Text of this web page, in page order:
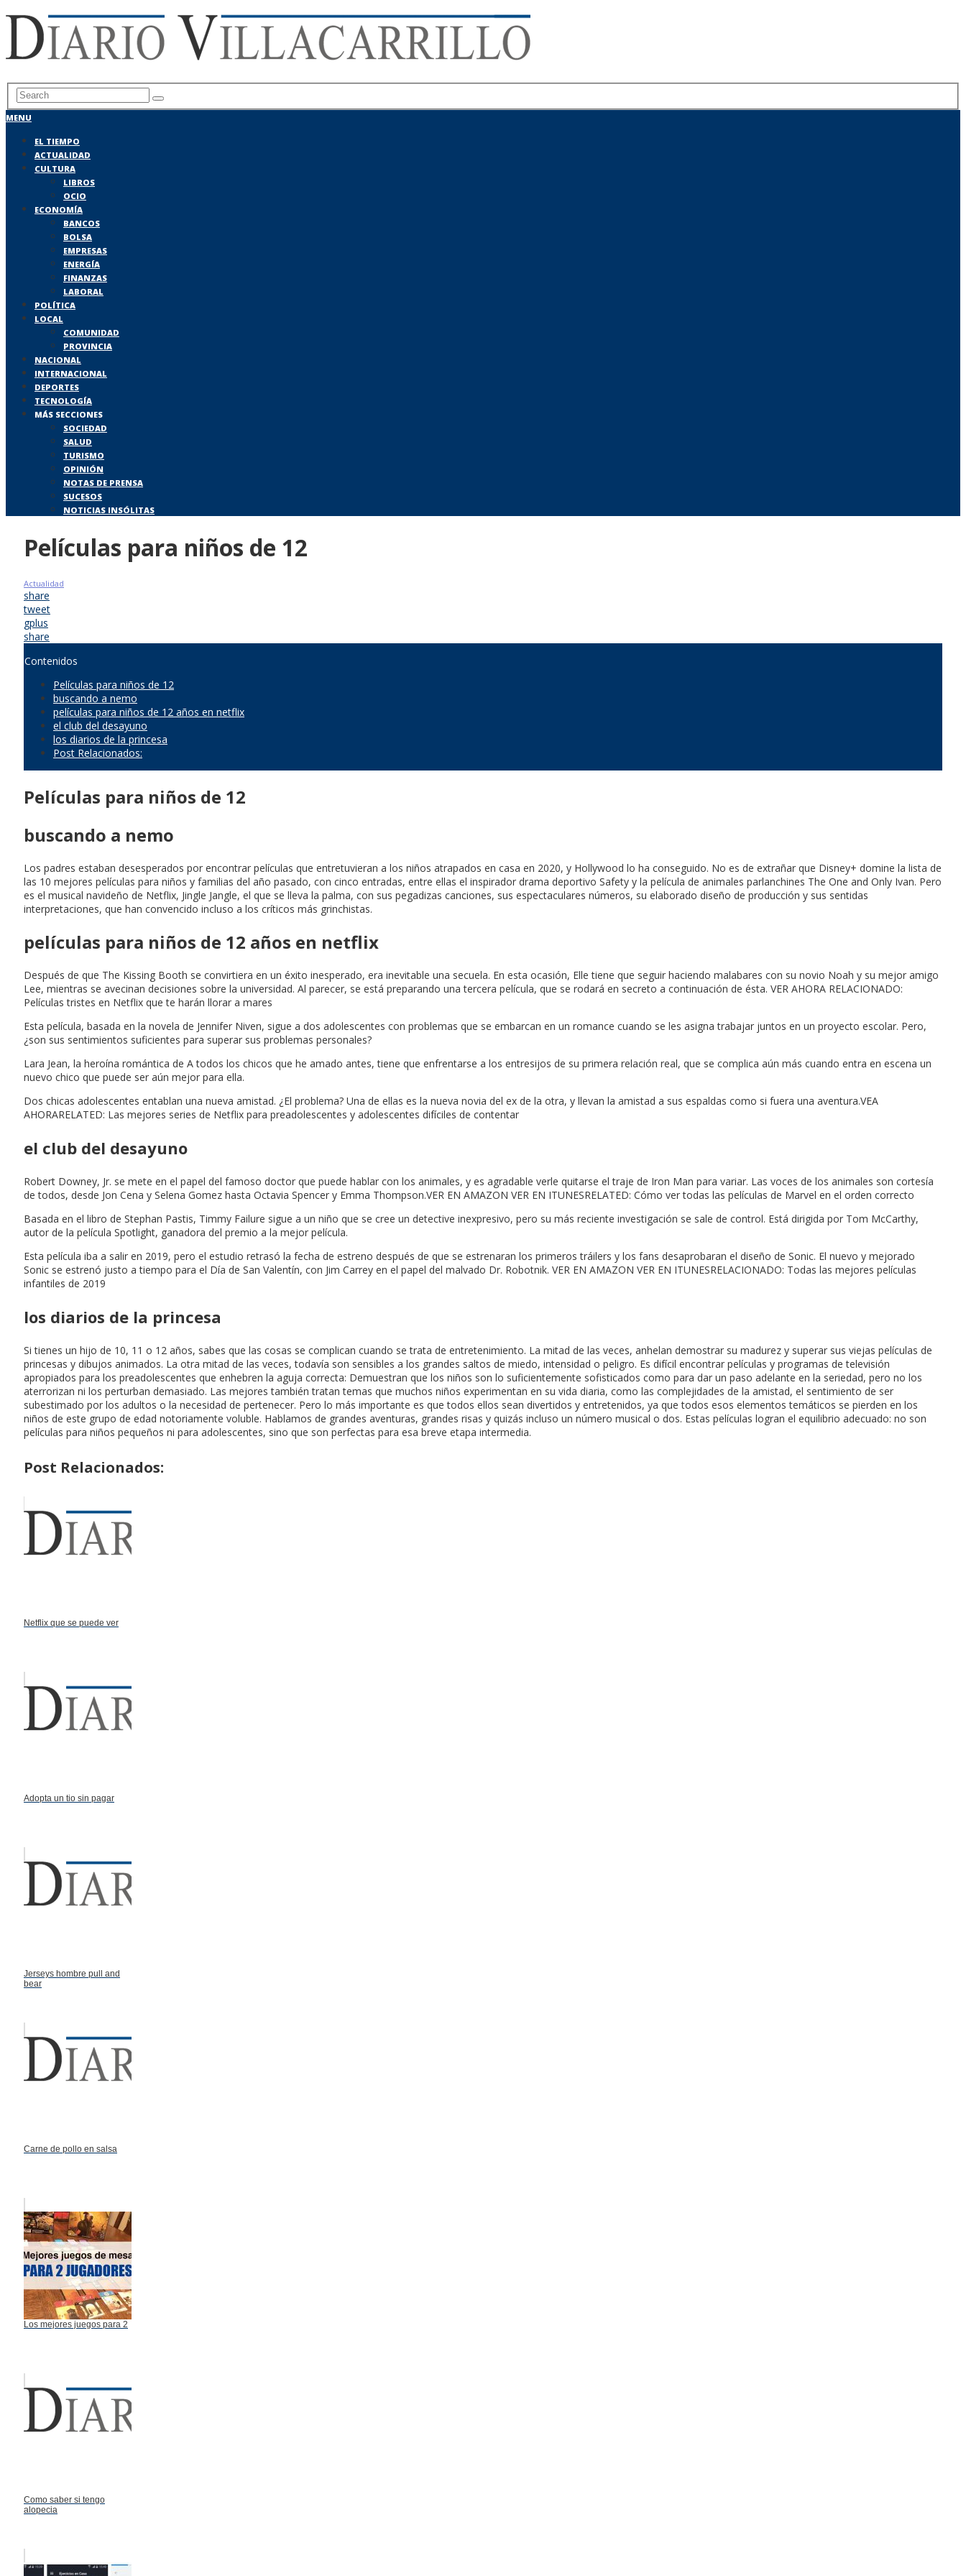
MENU
EL TIEMPO
ACTUALIDAD
CULTURA
LIBROS
OCIO
ECONOMÍA
BANCOS
BOLSA
EMPRESAS
ENERGÍA
FINANZAS
LABORAL
POLÍTICA
LOCAL
COMUNIDAD
PROVINCIA
NACIONAL
INTERNACIONAL
DEPORTES
TECNOLOGÍA
MÁS SECCIONES
SOCIEDAD
SALUD
TURISMO
OPINIÓN
NOTAS DE PRENSA
SUCESOS
NOTICIAS INSÓLITAS
Películas para niños de 12
Actualidad
share
tweet
gplus
share
Contenidos
Películas para niños de 12
buscando a nemo
películas para niños de 12 años en netflix
el club del desayuno
los diarios de la princesa
Post Relacionados:
Películas para niños de 12
buscando a nemo
Los padres estaban desesperados por encontrar películas que entretuvieran a los niños atrapados en casa en 2020, y Hollywood lo ha conseguido. No es de extrañar que Disney+ domine la lista de
las 10 mejores películas para niños y familias del año pasado, con cinco entradas, entre ellas el inspirador drama deportivo Safety y la película de animales parlanchines The One and Only Ivan. Pero
es el musical navideño de Netflix, Jingle Jangle, el que se lleva la palma, con sus pegadizas canciones, sus espectaculares números, su elaborado diseño de producción y sus sentidas
interpretaciones, que han convencido incluso a los críticos más grinchistas.
películas para niños de 12 años en netflix
Después de que The Kissing Booth se convirtiera en un éxito inesperado, era inevitable una secuela. En esta ocasión, Elle tiene que seguir haciendo malabares con su novio Noah y su mejor amigo
Lee, mientras se avecinan decisiones sobre la universidad. Al parecer, se está preparando una tercera película, que se rodará en secreto a continuación de ésta. VER AHORA RELACIONADO:
Películas tristes en Netflix que te harán llorar a mares
Esta película, basada en la novela de Jennifer Niven, sigue a dos adolescentes con problemas que se embarcan en un romance cuando se les asigna trabajar juntos en un proyecto escolar. Pero,
¿son sus sentimientos suficientes para superar sus problemas personales?
Lara Jean, la heroína romántica de A todos los chicos que he amado antes, tiene que enfrentarse a los entresijos de su primera relación real, que se complica aún más cuando entra en escena un
nuevo chico que puede ser aún mejor para ella.
Dos chicas adolescentes entablan una nueva amistad. ¿El problema? Una de ellas es la nueva novia del ex de la otra, y llevan la amistad a sus espaldas como si fuera una aventura.VEA
AHORARELATED: Las mejores series de Netflix para preadolescentes y adolescentes difíciles de contentar
el club del desayuno
Robert Downey, Jr. se mete en el papel del famoso doctor que puede hablar con los animales, y es agradable verle quitarse el traje de Iron Man para variar. Las voces de los animales son cortesía
de todos, desde Jon Cena y Selena Gomez hasta Octavia Spencer y Emma Thompson.VER EN AMAZON VER EN ITUNESRELATED: Cómo ver todas las películas de Marvel en el orden correcto
Basada en el libro de Stephan Pastis, Timmy Failure sigue a un niño que se cree un detective inexpresivo, pero su más reciente investigación se sale de control. Está dirigida por Tom McCarthy,
autor de la película Spotlight, ganadora del premio a la mejor película.
Esta película iba a salir en 2019, pero el estudio retrasó la fecha de estreno después de que se estrenaran los primeros tráilers y los fans desaprobaran el diseño de Sonic. El nuevo y mejorado
Sonic se estrenó justo a tiempo para el Día de San Valentín, con Jim Carrey en el papel del malvado Dr. Robotnik. VER EN AMAZON VER EN ITUNESRELACIONADO: Todas las mejores películas
infantiles de 2019
los diarios de la princesa
Si tienes un hijo de 10, 11 o 12 años, sabes que las cosas se complican cuando se trata de entretenimiento. La mitad de las veces, anhelan demostrar su madurez y superar sus viejas películas de
princesas y dibujos animados. La otra mitad de las veces, todavía son sensibles a los grandes saltos de miedo, intensidad o peligro. Es difícil encontrar películas y programas de televisión
apropiados para los preadolescentes que enhebren la aguja correcta: Demuestran que los niños son lo suficientemente sofisticados como para dar un paso adelante en la seriedad, pero no los
aterrorizan ni los perturban demasiado. Las mejores también tratan temas que muchos niños experimentan en su vida diaria, como las complejidades de la amistad, el sentimiento de ser
subestimado por los adultos o la necesidad de pertenecer. Pero lo más importante es que todos ellos sean divertidos y entretenidos, ya que todos esos elementos temáticos se pierden en los
niños de este grupo de edad notoriamente voluble. Hablamos de grandes aventuras, grandes risas y quizás incluso un número musical o dos. Estas películas logran el equilibrio adecuado: no son
películas para niños pequeños ni para adolescentes, sino que son perfectas para esa breve etapa intermedia.
Post Relacionados:
Netflix que se puede ver
Adopta un tio sin pagar
Jerseys hombre pull and
bear
Carne de pollo en salsa
Los mejores juegos para 2
Como saber si tengo
alopecia